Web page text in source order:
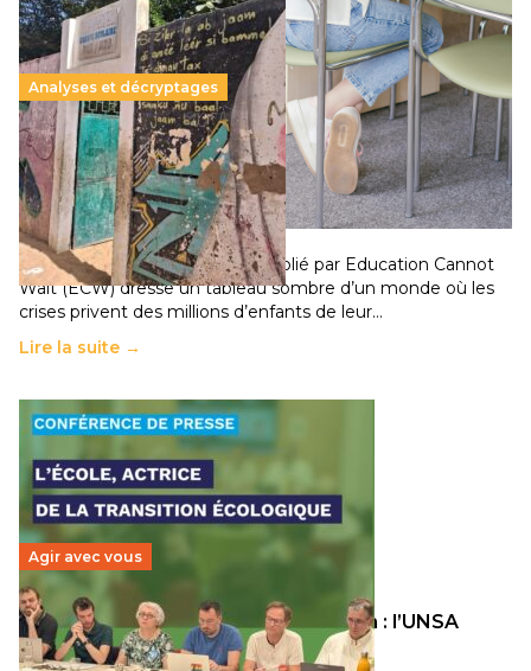
Analyses et décryptages
258 millions d’enfants victimes de la guerre, des
chocs climatiques et des déplacements de
population
11 juillet 2026- National
Un nouveau rapport mondial publié par Education Cannot
Wait (ECW) dresse un tableau sombre d’un monde où les
crises privent des millions d’enfants de leur…
Lire la suite →
Agir avec vous
Transition écologique de l’éducation : l’UNSA
Éducation fait bouger les lignes